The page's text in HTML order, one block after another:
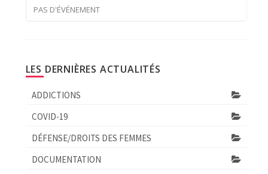
PAS D'ÉVÉNEMENT
LES DERNIÈRES ACTUALITÉS
ADDICTIONS
COVID-19
DÉFENSE/DROITS DES FEMMES
DOCUMENTATION